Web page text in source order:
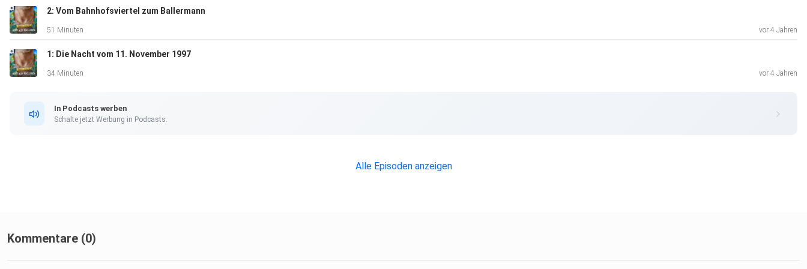
2: Vom Bahnhofsviertel zum Ballermann
51 Minuten vor 4 Jahren
1: Die Nacht vom 11. November 1997
34 Minuten vor 4 Jahren
In Podcasts werben
Schalte jetzt Werbung in Podcasts.
Alle Episoden anzeigen
Kommentare (0)